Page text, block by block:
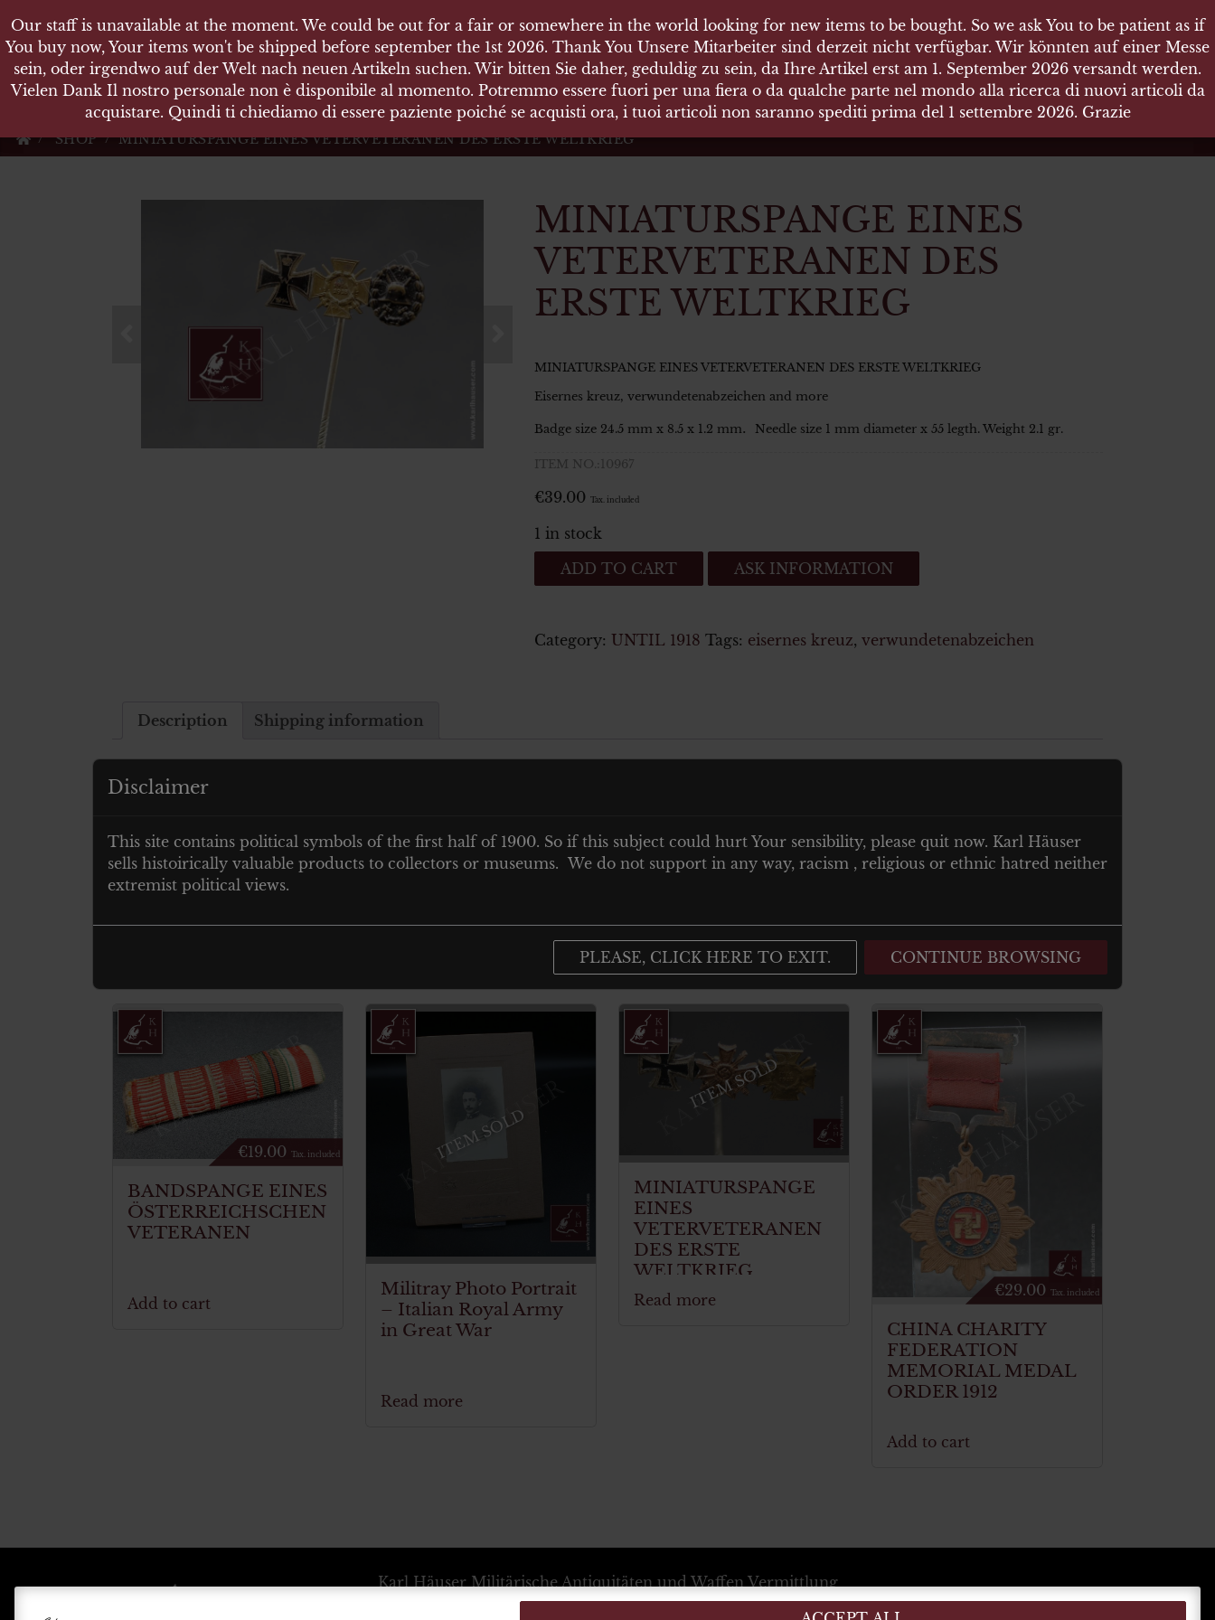
KARL HÄUSER
Militärische Antiquitäten und Waffen Vermittlung
SHOP MINIATURSPANGE EINES VETERVETERANEN DES ERSTE WELTKRIEG
MINIATURSPANGE EINES
VETERVETERANEN DES
ERSTE WELTKRIEG
MINIATURSPANGE EINES VETERVETERANEN DES ERSTE WELTKRIEG
Eisernes kreuz, verwundetenabzeichen and more
Badge size 24.5 mm x 8.5 x 1.2 mm. Needle size 1 mm diameter x 55 legth. Weight 2.1 gr.
ITEM NO.:10967
€39.00 Tax. included
1 in stock
MINIATURSPANGE
EINES
ERSTE
ADD TO CART ASK INFORMATION
Category: UNTIL 1918 Tags: eisernes kreuz, verwundetenabzeichen
Description Shipping information
Description
MINIATURSPANGE EINES VETERVETERANEN DES ERSTE WELTKRIEG
Eisernes kreuz, verwundetenabzeichen and more
€19.00 Tax. included
BANDSPANGE EINES
ÖSTERREICHSCHEN
VETERANEN
Add to cart
ITEM SOLD
Militray Photo Portrait
– Italian Royal Army
in Great War
Read more
ITEM SOLD
MINIATURSPANGE
EINES
VETERVETERANEN
DES ERSTE
WELTKRIEG
Read more
€29.00 Tax. included
CHINA CHARITY
FEDERATION
MEMORIAL MEDAL
ORDER 1912
Add to cart
Karl Häuser Militärische Antiquitäten und Waffen Vermittlung
+39 333 54 88 674 info@karlhauser.com
Our staff is unavailable at the moment. We could be out for a fair or somewhere in the world looking for new items to be bought. So we ask You to be patient as if
You buy now, Your items won't be shipped before september the 1st 2026. Thank You Unsere Mitarbeiter sind derzeit nicht verfügbar. Wir könnten auf einer Messe
sein, oder irgendwo auf der Welt nach neuen Artikeln suchen. Wir bitten Sie daher, geduldig zu sein, da Ihre Artikel erst am 1. September 2026 versandt werden.
Vielen Dank Il nostro personale non è disponibile al momento. Potremmo essere fuori per una fiera o da qualche parte nel mondo alla ricerca di nuovi articoli da
acquistare. Quindi ti chiediamo di essere paziente poiché se acquisti ora, i tuoi articoli non saranno spediti prima del 1 settembre 2026. Grazie
Our staff is unavailable at the moment. We could be out for a fair or somewhere in the world looking for new items to be bought. So we ask You to be patient as if
You buy now, Your items won't be shipped before september the 1st 2026. Thank You Unsere Mitarbeiter sind derzeit nicht verfügbar. Wir könnten auf einer Messe
sein, oder irgendwo auf der Welt nach neuen Artikeln suchen. Wir bitten Sie daher, geduldig zu sein, da Ihre Artikel erst am 1. September 2026 versandt werden.
Vielen Dank Il nostro personale non è disponibile al momento. Potremmo essere fuori per una fiera o da qualche parte nel mondo alla ricerca di nuovi articoli da
acquistare. Quindi ti chiediamo di essere paziente poiché se acquisti ora, i tuoi articoli non saranno spediti prima del 1 settembre 2026. Grazie
Disclaimer
This site contains political symbols of the first half of 1900. So if this subject could hurt Your sensibility, please quit now. Karl Häuser
sells histoirically valuable products to collectors or museums. We do not support in any way, racism , religious or ethnic hatred neither
extremist political views.
PLEASE, CLICK HERE TO EXIT. CONTINUE BROWSING